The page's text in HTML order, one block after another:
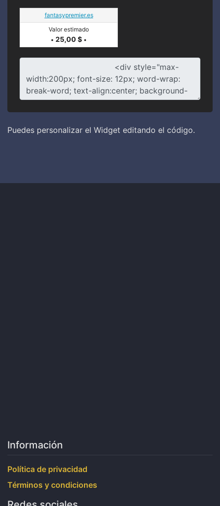
fantasypremier.es
Valor estimado
• 25,00 $ •
Puedes personalizar el Widget editando el código.
Información
Política de privacidad
Términos y condiciones